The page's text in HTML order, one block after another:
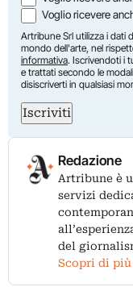
Voglio ricevere
Artribune Srl utilizza i dati
mondo dell'arte, nel
informativa. Iscrivendoti i
e trattati secondo le
disiscriverti in qualsiasi
Iscriviti
Redazione
Artribune è
servizi
del
Scopri di più